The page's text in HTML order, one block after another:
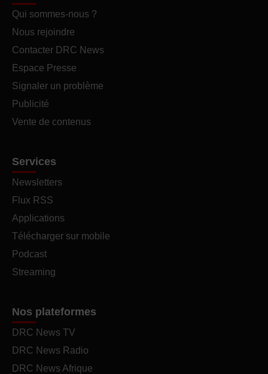
Qui sommes-nous ?
Nous rejoindre
Contacter DRC News
Espace Presse
Signaler un problème
Publicité
Vente de contenus
Services
Newsletters
Flux RSS
Applications
Télécharger sur mobile
Podcast
Streaming
Nos plateformes
DRC News TV
DRC News Radio
DRC News Afrique